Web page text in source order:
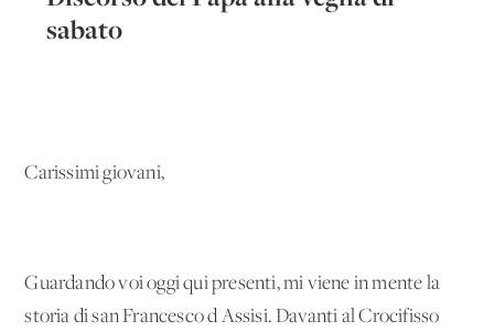
sabato
Carissimi giovani,
Guardando voi oggi qui presenti, mi viene in mente la
storia di san Francesco d'Assisi. Davanti al Crocifisso